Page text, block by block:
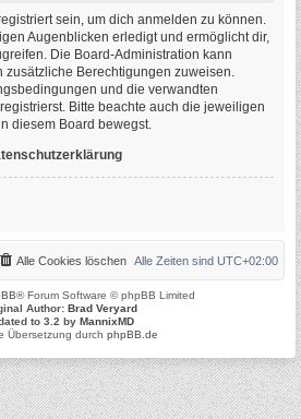
sein, um dich anmelden zu können.
Augenblicken erledigt und ermöglicht dir,
Die Board-Administration kann
Berechtigungen zuweisen.
und die verwandten
Bitte beachte auch die jeweiligen
diesem Board bewegst.
Alle Zeiten sind UTC+02:00
Alle Cookies löschen
® Forum Software © phpBB Limited
Author: Brad Veryard
to 3.2 by MannixMD
Übersetzung durch phpBB.de